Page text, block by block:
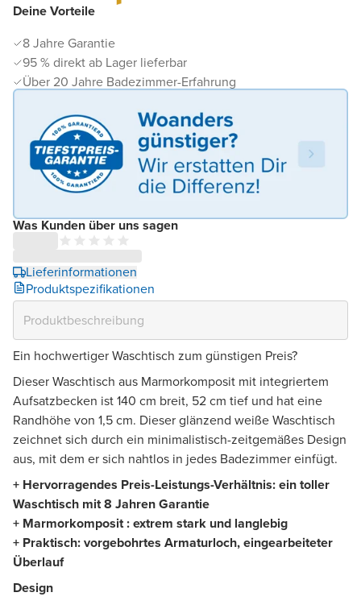
Deine Vorteile
8 Jahre Garantie
95 % direkt ab Lager lieferbar
Über 20 Jahre Badezimmer-Erfahrung
Was Kunden über uns sagen
Lieferinformationen
Produktspezifikationen
Ein hochwertiger Waschtisch zum günstigen Preis?
Dieser Waschtisch aus Marmorkomposit mit integriertem
Aufsatzbecken ist 140 cm breit, 52 cm tief und hat eine
Randhöhe von 1,5 cm. Dieser glänzend weiße Waschtisch
zeichnet sich durch ein minimalistisch-zeitgemäßes Design
aus, mit dem er sich nahtlos in jedes Badezimmer einfügt.
+ Hervorragendes Preis-Leistungs-Verhältnis: ein toller
Waschtisch mit 8 Jahren Garantie
+ Marmorkomposit : extrem stark und langlebig
+ Praktisch: vorgebohrtes Armaturloch, eingearbeiteter
Überlauf
Design